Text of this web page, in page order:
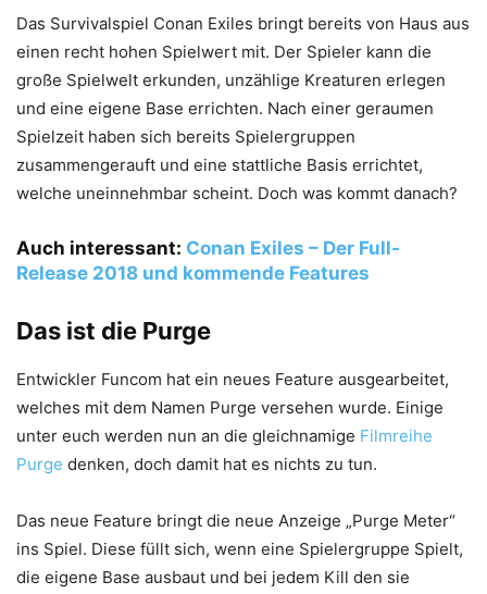
Das Survivalspiel Conan Exiles bringt bereits von Haus aus
einen recht hohen Spielwert mit. Der Spieler kann die
große Spielwelt erkunden, unzählige Kreaturen erlegen
und eine eigene Base errichten. Nach einer geraumen
Spielzeit haben sich bereits Spielergruppen
zusammengerauft und eine stattliche Basis errichtet,
welche uneinnehmbar scheint. Doch was kommt danach?
Auch interessant: Conan Exiles – Der Full-
Release 2018 und kommende Features
Das ist die Purge
Entwickler Funcom hat ein neues Feature ausgearbeitet,
welches mit dem Namen Purge versehen wurde. Einige
unter euch werden nun an die gleichnamige Filmreihe
Purge denken, doch damit hat es nichts zu tun.
Das neue Feature bringt die neue Anzeige „Purge Meter“
ins Spiel. Diese füllt sich, wenn eine Spielergruppe Spielt,
die eigene Base ausbaut und bei jedem Kill den sie